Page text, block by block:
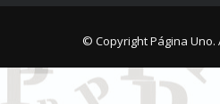
© Copyright Página Uno.